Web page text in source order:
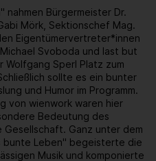
Bürgermeister Dr.
Mörk, Sektionschef Mag.
Eigentümervertreter*innen
Svoboda und last but
Sperl Platz zum
sollte es ein bunter
und Humor im Programm.
von wienwork waren hier
Bedeutung des
Gesellschaft. Ganz unter dem
Leben" begeisterte die
Musik und komponierte